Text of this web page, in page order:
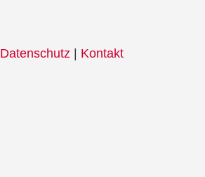
Datenschutz | Kontakt